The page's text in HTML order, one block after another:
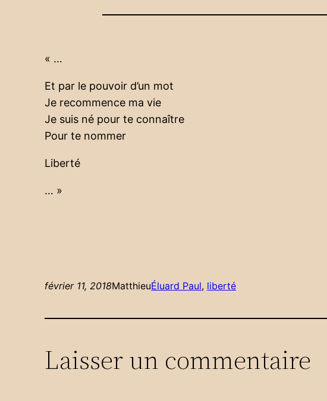
« …
Et par le pouvoir d’un mot
Je recommence ma vie
Je suis né pour te connaître
Pour te nommer
Liberté
… »
février 11, 2018MatthieuÉluard Paul, liberté
Laisser un commentaire